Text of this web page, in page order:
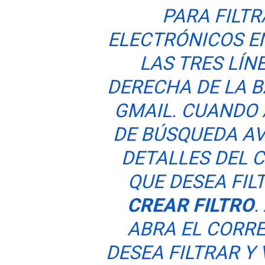
PARA
ELECTRÓNICOS
LAS TRES
DERECHA DE LA
GMAIL. CUANDO
DE BÚSQUEDA
DETALLES DEL
QUE DESEA
CREAR FILTRO.
ABRA EL
DESEA FILTRAR